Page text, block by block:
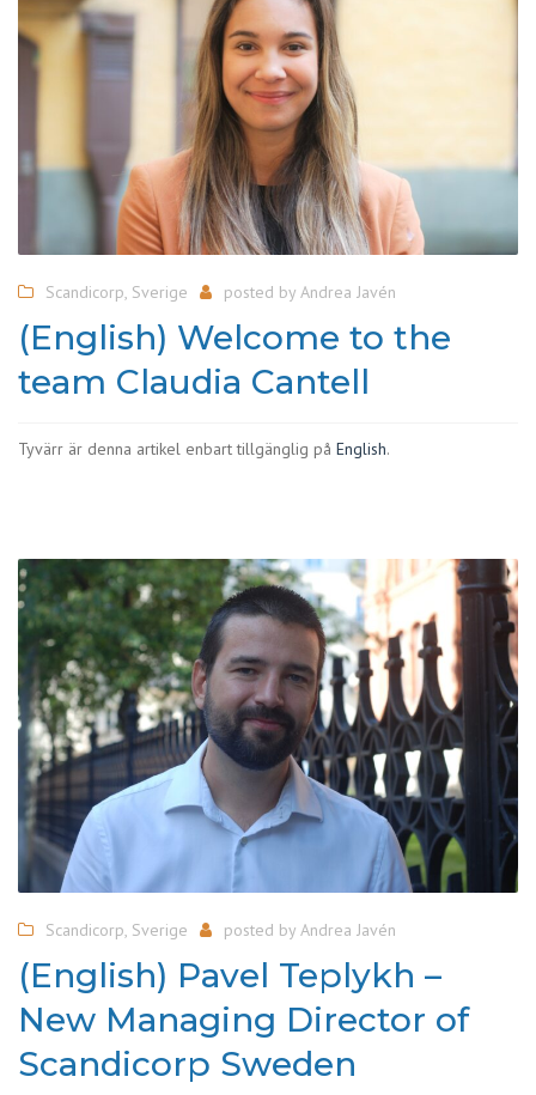
Scandicorp, Sverige posted by Andrea Javén
(English) Welcome to the
team Claudia Cantell
Tyvärr är denna artikel enbart tillgänglig på English.
Scandicorp, Sverige posted by Andrea Javén
(English) Pavel Teplykh –
New Managing Director of
Scandicorp Sweden